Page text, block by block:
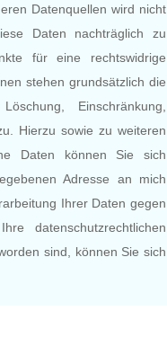
Datenquellen wird nicht
Daten nachträglich zu
für eine rechtswidrige
stehen grundsätzlich die
Einschränkung,
Hierzu sowie zu weiteren
Daten können Sie sich
Adresse an mich
Ihrer Daten gegen
datenschutzrechtlichen
sind, können Sie sich